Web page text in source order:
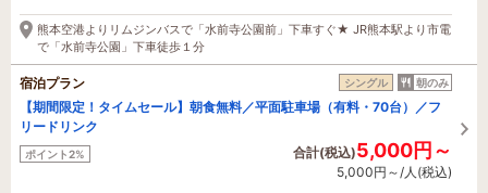
7時間前に予約されました
熊本空港よりリムジンバスで「水前寺公園前」下車すぐ★ JR熊本駅より市電
で「水前寺公園」下車徒歩１分
宿泊プラン シングル 朝のみ
【期間限定！タイムセール】朝食無料／平面駐車場（有料・70台）／フ
リードリンク
ポイント2% 合計(税込)5,000円～
5,000円～/人(税込)